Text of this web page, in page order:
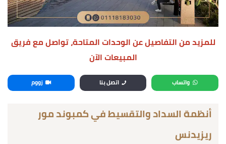
للمزيد من التفاصيل عن الوحدات المتاحة، تواصل مع فريق
المبيعات الآن
واتساب اتصل بنا زووم
أنظمة السداد والتقسيط في كمبوند مور
ريزيدنس